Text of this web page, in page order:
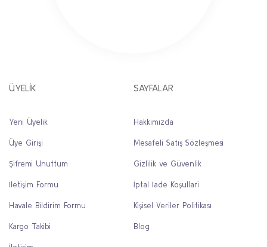
ÜYELİK
Yeni Üyelik
Üye Girişi
Şifremi Unuttum
İletişim Formu
Havale Bildirim Formu
Kargo Takibi
SAYFALAR
Hakkımızda
Mesafeli Satış Sözleşmesi
Gizlilik ve Güvenlik
İptal İade Koşullari
Kişisel Veriler Politikası
Blog